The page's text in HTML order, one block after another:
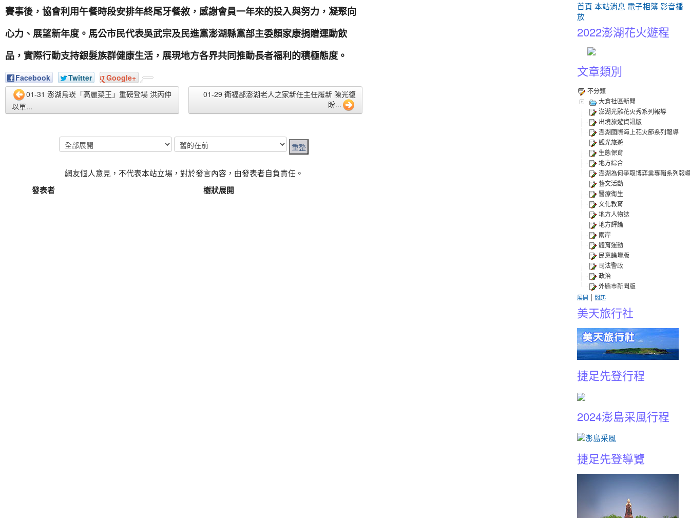
賽事後，協會利用午餐時段安排年終尾牙餐敘，感謝會員一年來的投入與努力，凝聚向
心力、展望新年度。馬公市民代表吳武宗及民進黨澎湖縣黨部主委顏家康捐贈運動飲
品，實際行動支持銀髮族群健康生活，展現地方各界共同推動長者福利的積極態度。
Facebook Twitter
Google+
01-31 澎湖烏崁「高麗菜王」重磅登場 洪丙仲
以單...
01-29 衛福部澎湖老人之家新任主任履新 陳光復
盼...
網友個人意見，不代表本站立場，對於發言內容，由發表者自負責任。
發表者
樹狀展開
首頁 本站消息 電子相簿 影音播
放
2022澎湖花火遊程
文章類別
不分類
大倉社區新聞
澎湖光雕花火秀系列報導
出境旅遊資訊版
澎湖國際海上花火節系列報導
觀光旅遊
生態保育
地方綜合
澎湖為何爭取博弈業專輯系列報
藝文活動
醫療衛生
文化教育
地方人物誌
地方評論
兩岸
體育運動
民意論壇版
司法警政
政治
外縣市新聞版
展開 | 闔起
美天旅行社
捷足先登行程
2024澎島采風行程
捷足先登導覽